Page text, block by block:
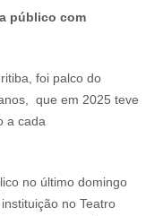
público com
foi palco do
que em 2025 teve
a cada
no último domingo
no Teatro